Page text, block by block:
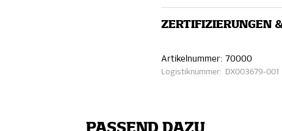
ZERTIFIZIERUNGEN
Artikelnummer: 70000
Logistiknummer: DX003679-001